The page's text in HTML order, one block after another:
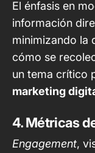
El énfasis en
información
minimizando la
cómo se
un tema crítico
marketing
4. Métricas
Engagement,